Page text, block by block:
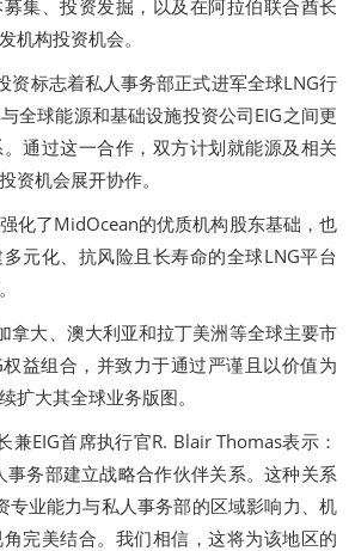
集、投资发掘，以及在阿拉伯联合酋长
机构投资机会。
资标志着私人事务部正式进军全球LNG行
全球能源和基础设施投资公司EIG之间更
通过这一合作，双方计划就能源及相关
资机会展开协作。
化了MidOcean的优质机构股东基础，也
元化、抗风险且长寿命的全球LNG平台
拿大、澳大利亚和拉丁美洲等全球主要市
益组合，并致力于通过严谨且以价值为
扩大其全球业务版图。
兼EIG首席执行官R. Blair Thomas表示：
事务部建立战略合作伙伴关系。这种关系
专业能力与私人事务部的区域影响力、机
完美结合。我们相信，这将为该地区的